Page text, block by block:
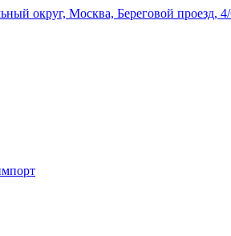
округ, Москва, Береговой проезд,